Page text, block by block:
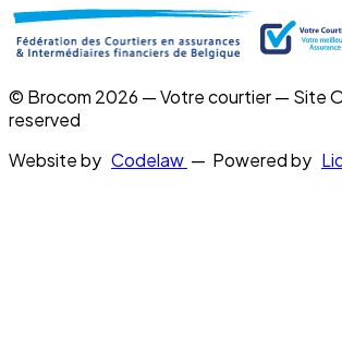
© Brocom 2026 — Votre courtier — Site
reserved
Website by Codelaw — Powered by